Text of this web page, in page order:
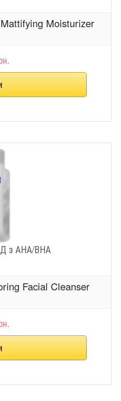
Moisturizer
з АНА/ВНА
Facial Cleanser